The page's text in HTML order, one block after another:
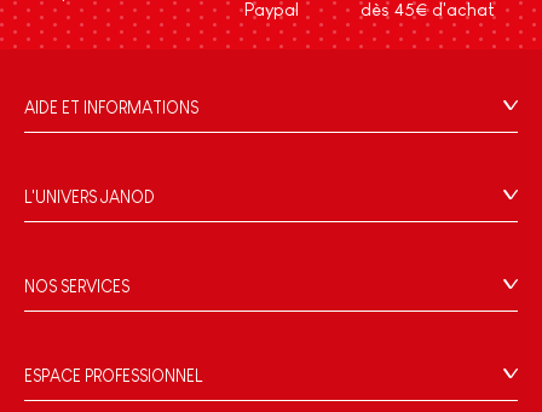
Paypal
dès 45€ d'achat
AIDE ET INFORMATIONS
FAQ
Contact
Rappel Produits
Données personnelles
Gestion des cookies
L'UNIVERS JANOD
Le design
Blog Conseils d'Experts
Le FSC®, c'est quoi ?
NOS SERVICES
Paiement
Livraison
ESPACE PROFESSIONNEL